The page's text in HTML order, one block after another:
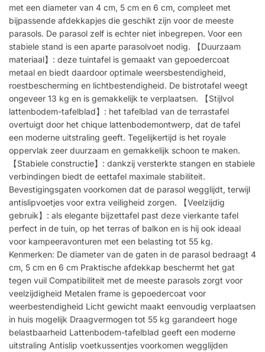
met een diameter van 4 cm, 5 cm en 6 cm, compleet met
bijpassende afdekkapjes die geschikt zijn voor de meeste
parasols. De parasol zelf is echter niet inbegrepen. Voor een
stabiele stand is een aparte parasolvoet nodig. 【Duurzaam
materiaal】: deze tuintafel is gemaakt van gepoedercoat
metaal en biedt daardoor optimale weersbestendigheid,
roestbescherming en lichtbestendigheid. De bistrotafel weegt
ongeveer 13 kg en is gemakkelijk te verplaatsen. 【Stijlvol
lattenbodem-tafelblad】: het tafelblad van de terrastafel
overtuigt door het chique lattenbodemontwerp, dat de tafel
een moderne uitstraling geeft. Tegelijkertijd is het royale
oppervlak zeer duurzaam en gemakkelijk schoon te maken.
【Stabiele constructie】: dankzij versterkte stangen en stabiele
verbindingen biedt de eettafel maximale stabiliteit.
Bevestigingsgaten voorkomen dat de parasol wegglijdt, terwijl
antislipvoetjes voor extra veiligheid zorgen. 【Veelzijdig
gebruik】: als elegante bijzettafel past deze vierkante tafel
perfect in de tuin, op het terras of balkon en is hij ook ideaal
voor kampeeravonturen met een belasting tot 55 kg.
Kenmerken: De diameter van de gaten in de parasol bedraagt 4
cm, 5 cm en 6 cm Praktische afdekkap beschermt het gat
tegen vuil Compatibiliteit met de meeste parasols zorgt voor
veelzijdigheid Metalen frame is gepoedercoat voor
weerbestendigheid Licht gewicht maakt eenvoudig verplaatsen
in huis mogelijk Draagvermogen tot 55 kg garandeert hoge
belastbaarheid Lattenbodem-tafelblad geeft een moderne
uitstraling Antislip voetkussentjes voorkomen wegglijden